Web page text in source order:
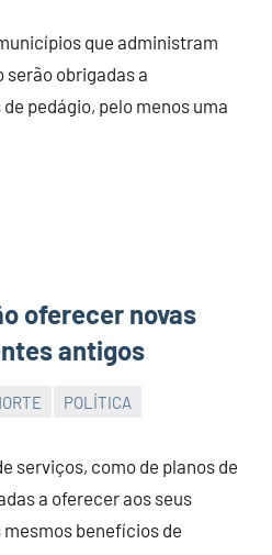
que administram
serão obrigadas a
pedágio, pelo menos uma
oferecer novas
antigos
POLÍTICA
serviços, como de planos de
a oferecer aos seus
benefícios de